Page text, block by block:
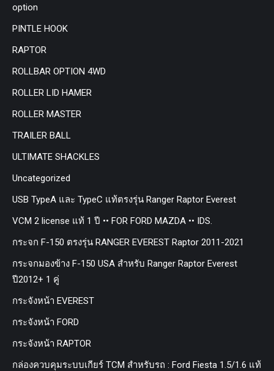
option
PINTLE HOOK
RAPTOR
ROLLBAR OPTION 4WD
ROLLER LID HAMER
ROLLER MASTER
TRAILER BALL
ULTIMATE SHACKLES
Uncategorized
USB TypeA และ TypeC แท้ตรงรุ่น Ranger Raptor Everest
VCM 2 license แท้ 1 ปี •• FOR FORD MAZDA •• IDS.
กระจก F-150 ตรงรุ่น RANGER EVEREST Raptor 2011-2021
กระจกมองข้าง F-150 USA สำหรับ Ranger Raptor Everest
ปี2012+ 1 คู่
กระจังหน้า EVEREST
กระจังหน้า FORD
กระจังหน้า RAPTOR
กล่องควบคุมระบบเกียร์ TCM สำหรับรถ : Ford Fiesta 1.5/1.6 แท้